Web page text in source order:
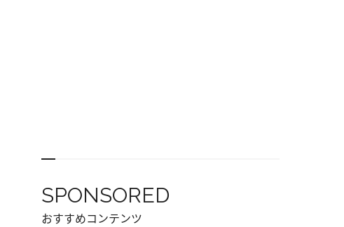
SPONSORED
おすすめコンテンツ